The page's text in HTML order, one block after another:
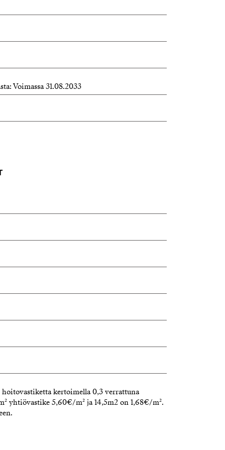
Voimassa 31.08.2033
hoitovastiketta kertoimella 0,3 verrattuna
yhtiövastike 5,60€/m² ja 14,5m2 on 1,68€/m².